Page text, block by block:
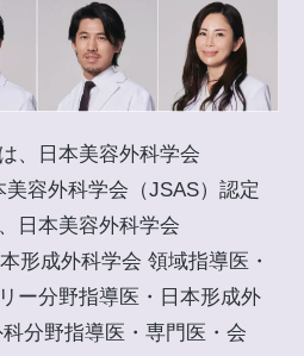
、日本美容外科学会
美容外科学会（JSAS）認定
日本美容外科学会
形成外科学会 領域指導医・
ー分野指導医・日本形成外
分野指導医・専門医・会